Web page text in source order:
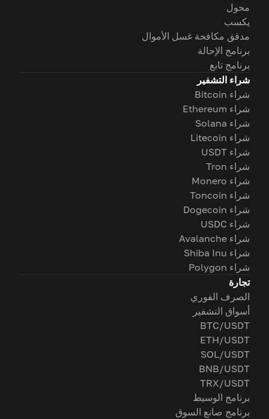
محول
يكسب
مدقق مكافحة غسل الأموال
برنامج الإحالة
برنامج تابع
شراء التشفير
شراء Bitcoin
شراء Ethereum
شراء Solana
شراء Litecoin
شراء USDT
شراء Tron
شراء Monero
شراء Toncoin
شراء Dogecoin
شراء USDC
شراء Avalanche
شراء Shiba Inu
شراء Polygon
تجارة
الصرف الفوري
أسواق التشفير
BTC/USDT
ETH/USDT
SOL/USDT
BNB/USDT
TRX/USDT
برنامج الوسيط
برنامج صانع السوق